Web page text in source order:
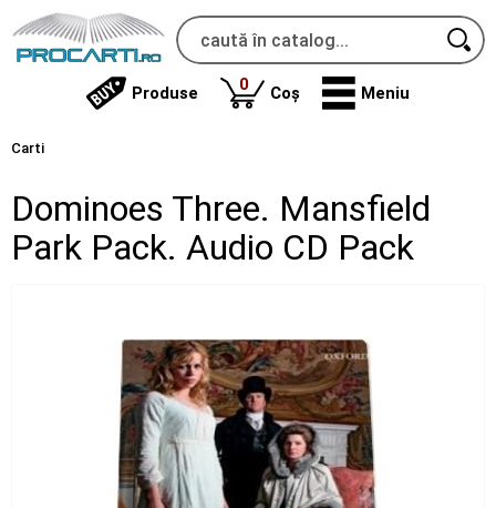
Produse 0produse
Coș Meniu
Carti
Dominoes Three. Mansfield
Park Pack. Audio CD Pack